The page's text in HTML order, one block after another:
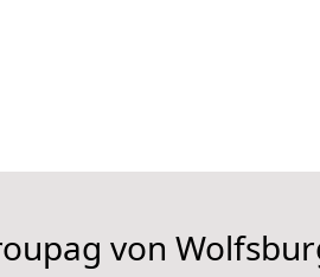
von